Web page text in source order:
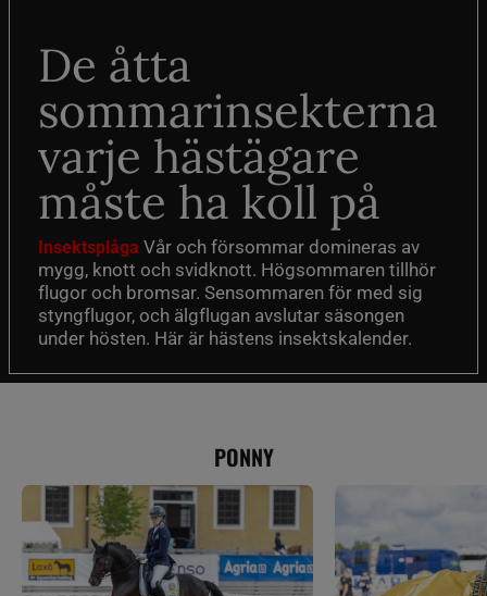
De åtta
sommarinsekterna
varje hästägare
måste ha koll på
Insektsplåga Vår och försommar domineras av
mygg, knott och svidknott. Högsommaren tillhör
flugor och bromsar. Sensommaren för med sig
styngflugor, och älgflugan avslutar säsongen
under hösten. Här är hästens insektskalender.
PONNY